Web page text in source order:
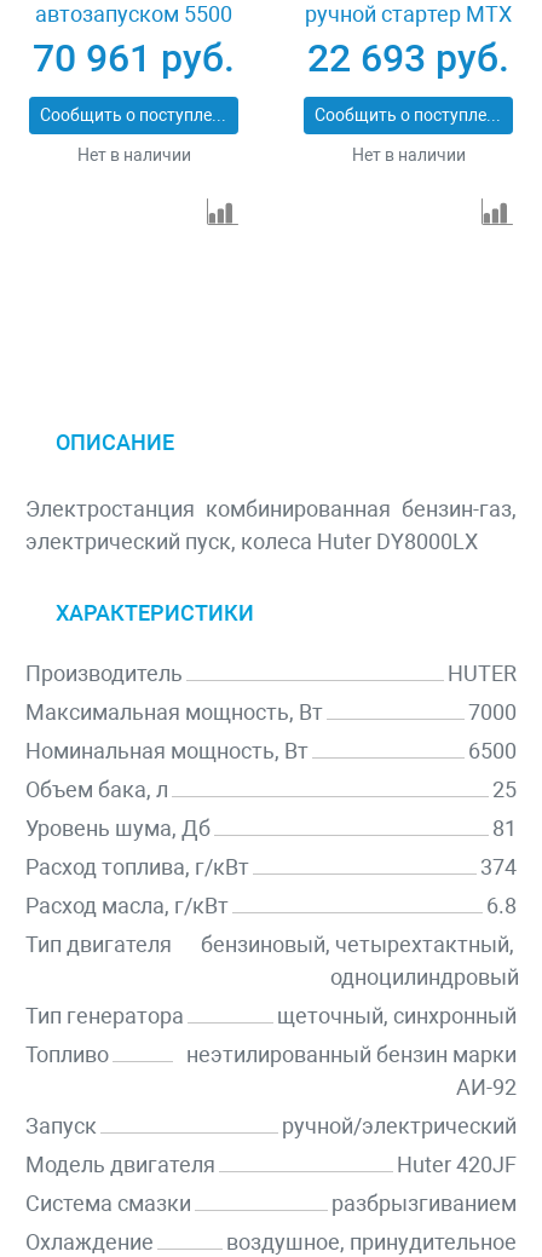
автозапуском 5500
Вт Зубр СБА-5500
70 961 руб.
Сообщить о поступлении
Нет в наличии
ручной стартер MTX
RS-4000 946115
22 693 руб.
Сообщить о поступлении
Нет в наличии
ОПИСАНИЕ
Электростанция комбинированная бензин-газ,
электрический пуск, колеса Huter DY8000LX
ХАРАКТЕРИСТИКИ
Производитель
HUTER
Максимальная мощность, Вт
7000
Номинальная мощность, Вт
6500
Объем бака, л
25
Уровень шума, Дб
81
Расход топлива, г/кВт
374
Расход масла, г/кВт
6.8
Тип двигателя
бензиновый, четырехтактный,
одноцилиндровый
Тип генератора
щеточный, синхронный
Топливо
неэтилированный бензин марки
АИ-92
Запуск
ручной/электрический
Модель двигателя
Huter 420JF
Система смазки
разбрызгиванием
Охлаждение
воздушное, принудительное